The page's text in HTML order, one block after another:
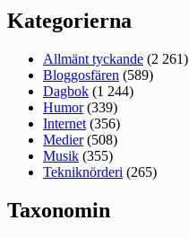
Kategorierna
Allmänt tyckande (2 261)
Bloggosfären (589)
Dagbok (1 244)
Humor(339)
Internet (356)
Medier(508)
Musik (355)
Tekniknörderi (265)
Taxonomin